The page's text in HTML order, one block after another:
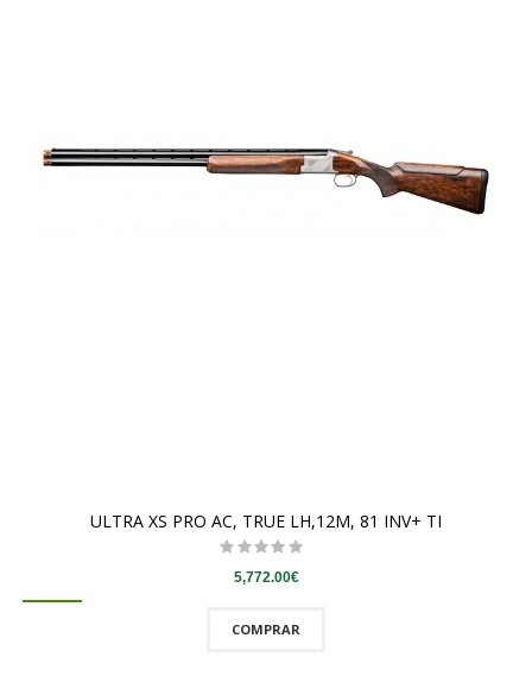
ULTRA XS PRO AC, TRUE LH,12M, 81 INV+ TI
5,772.00€
COMPRAR